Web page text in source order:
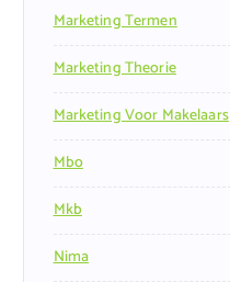
Marketing Termen
Marketing Theorie
Marketing Voor Makelaars
Mbo
Mkb
Nima